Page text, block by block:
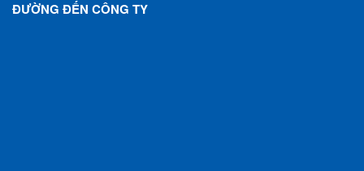
ĐƯỜNG ĐẾN CÔNG TY